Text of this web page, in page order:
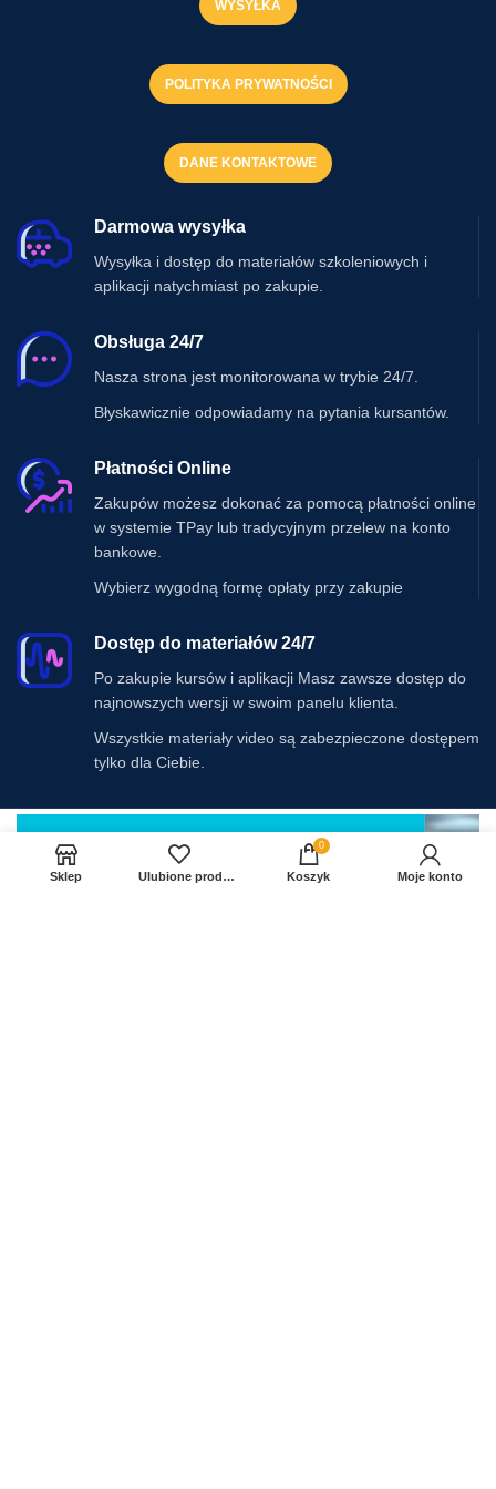
WYSYŁKA
POLITYKA PRYWATNOŚCI
DANE KONTAKTOWE
Darmowa wysyłka
Wysyłka i dostęp do materiałów szkoleniowych i
aplikacji natychmiast po zakupie.
Obsługa 24/7
Nasza strona jest monitorowana w trybie 24/7.
Błyskawicznie odpowiadamy na pytania kursantów.
Płatności Online
Zakupów możesz dokonać za pomocą płatności online
w systemie TPay lub tradycyjnym przelew na konto
bankowe.
Wybierz wygodną formę opłaty przy zakupie
Dostęp do materiałów 24/7
Po zakupie kursów i aplikacji Masz zawsze dostęp do
najnowszych wersji w swoim panelu klienta.
Wszystkie materiały video są zabezpieczone dostępem
tylko dla Ciebie.
Sklep Ulubione produkty
0
Koszyk Moje konto